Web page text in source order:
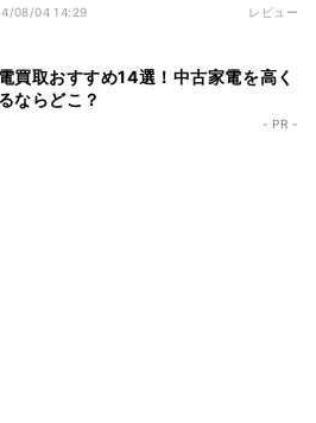
08/04 14:29 レビュー
買取おすすめ14選！中古家電を高く
ならどこ？
- PR -